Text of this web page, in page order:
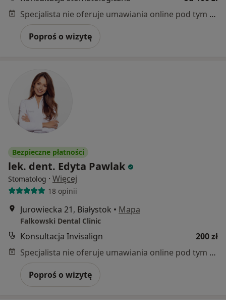
Specjalista nie oferuje umawiania online pod tym adresem.
Poproś o wizytę
Bezpieczne płatności
lek. dent. Edyta Pawlak
Stomatolog · Więcej
18 opinii
Jurowiecka 21, Białystok • Mapa
Falkowski Dental Clinic
Konsultacja Invisalign
200 zł
Specjalista nie oferuje umawiania online pod tym adresem.
Poproś o wizytę